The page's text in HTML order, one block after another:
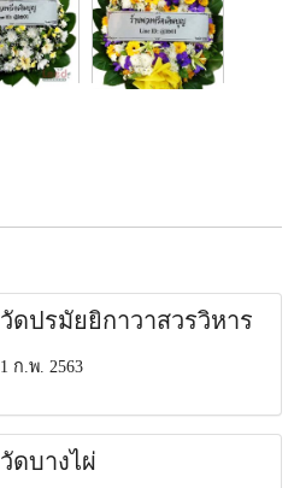
วัดปรมัยยิกาวาสวรวิหาร
1 ก.พ. 2563
วัดบางไผ่